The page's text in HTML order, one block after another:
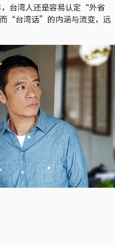
台湾人还是容易认定“外省
“台湾话”的内涵与流变，远